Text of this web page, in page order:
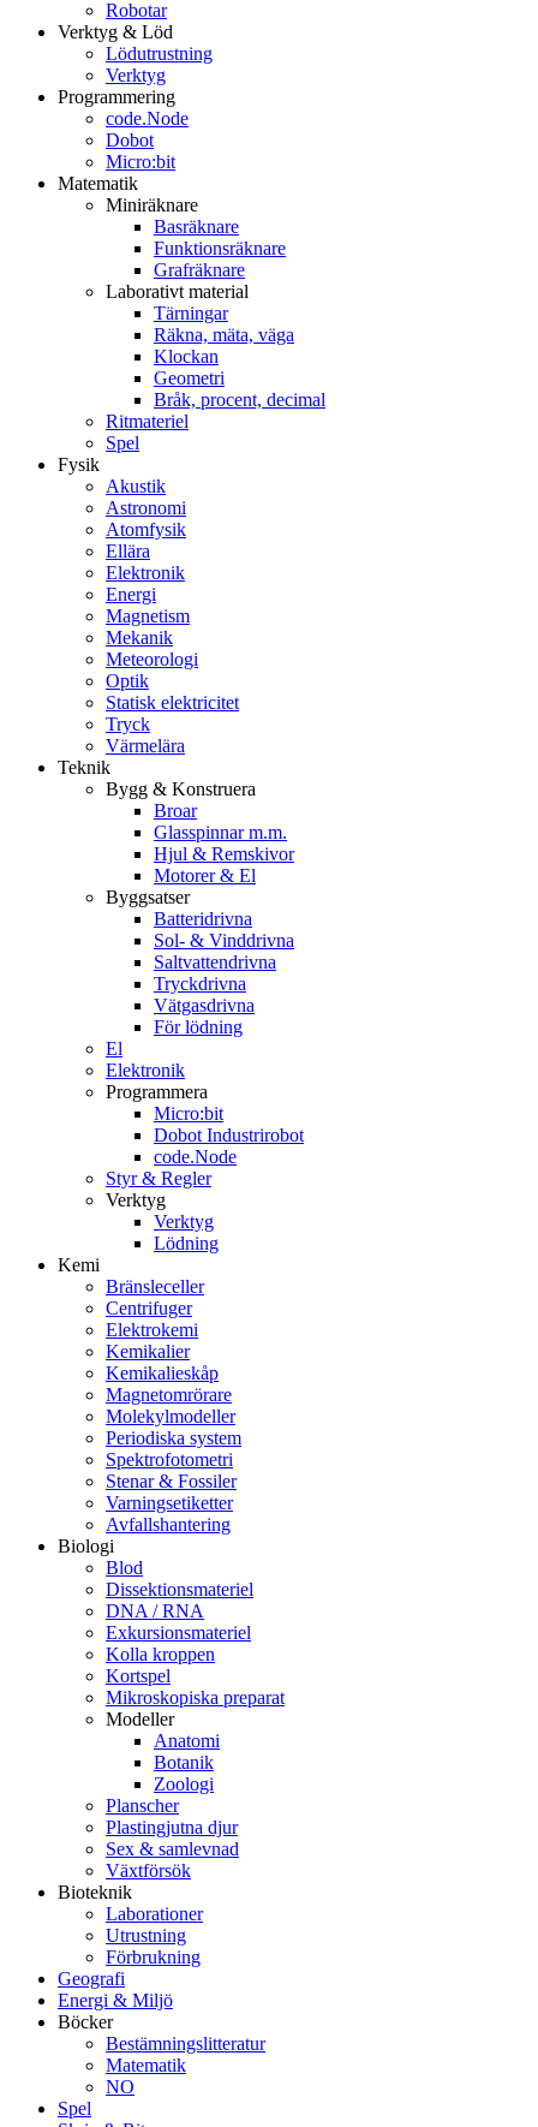
Robotar
Verktyg & Löd
Lödutrustning
Verktyg
Programmering
code.Node
Dobot
Micro:bit
Matematik
Miniräknare
Basräknare
Funktionsräknare
Grafräknare
Laborativt material
Tärningar
Räkna, mäta, väga
Klockan
Geometri
Bråk, procent, decimal
Ritmateriel
Spel
Fysik
Akustik
Astronomi
Atomfysik
Ellära
Elektronik
Energi
Magnetism
Mekanik
Meteorologi
Optik
Statisk elektricitet
Tryck
Värmelära
Teknik
Bygg & Konstruera
Broar
Glasspinnar m.m.
Hjul & Remskivor
Motorer & El
Byggsatser
Batteridrivna
Sol- & Vinddrivna
Saltvattendrivna
Tryckdrivna
Vätgasdrivna
För lödning
El
Elektronik
Programmera
Micro:bit
Dobot Industrirobot
code.Node
Styr & Regler
Verktyg
Verktyg
Lödning
Kemi
Bränsleceller
Centrifuger
Elektrokemi
Kemikalier
Kemikalieskåp
Magnetomrörare
Molekylmodeller
Periodiska system
Spektrofotometri
Stenar & Fossiler
Varningsetiketter
Avfallshantering
Biologi
Blod
Dissektionsmateriel
DNA / RNA
Exkursionsmateriel
Kolla kroppen
Kortspel
Mikroskopiska preparat
Modeller
Anatomi
Botanik
Zoologi
Planscher
Plastingjutna djur
Sex & samlevnad
Växtförsök
Bioteknik
Laborationer
Utrustning
Förbrukning
Geografi
Energi & Miljö
Böcker
Bestämningslitteratur
Matematik
NO
Spel